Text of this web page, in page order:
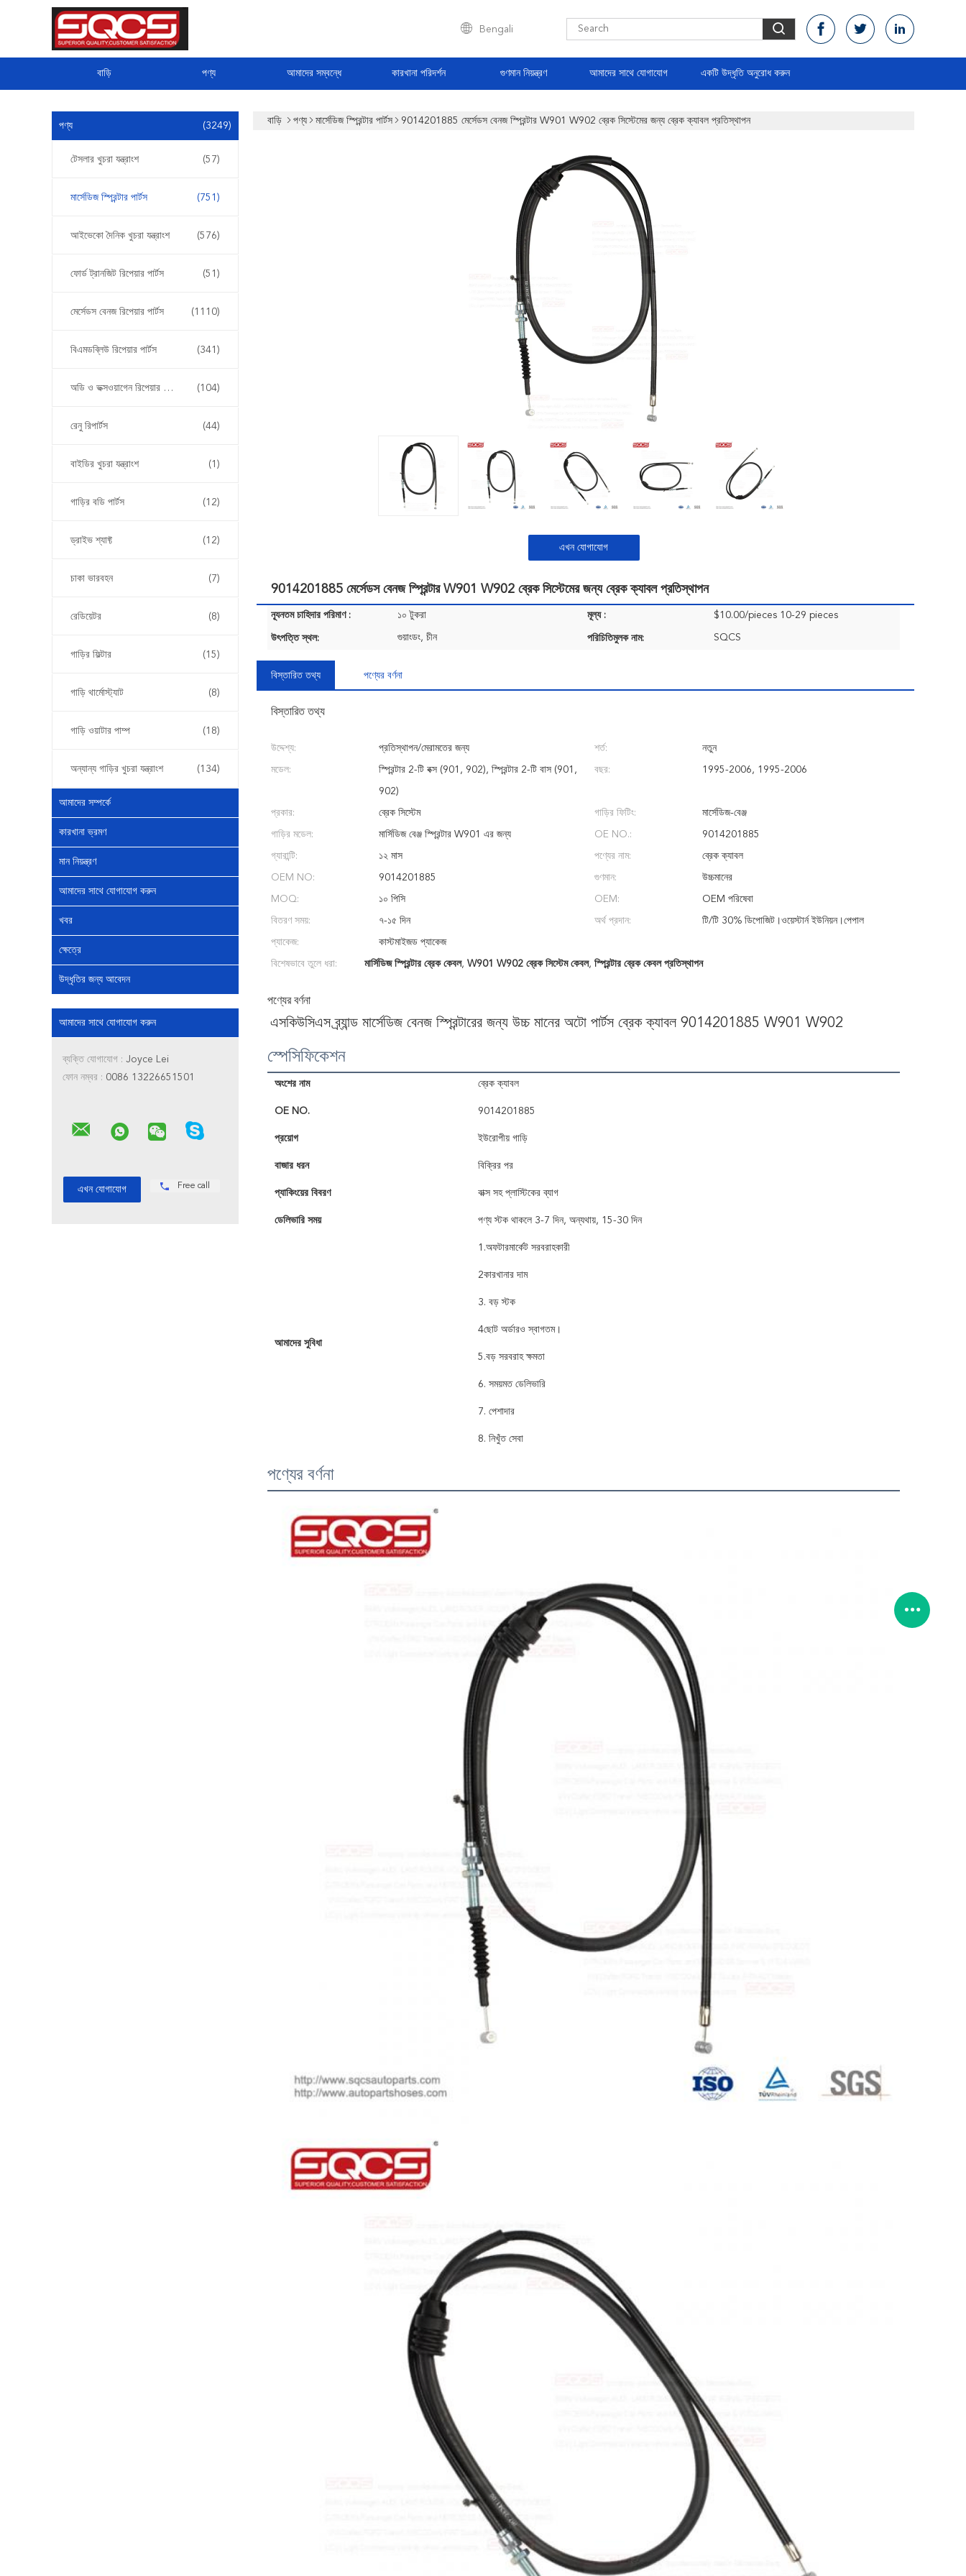
Bengali
বাড়ি পণ্য আমাদের সম্বন্ধে কারখানা পরিদর্শন গুণমান নিয়ন্ত্রণ আমাদের সাথে যোগাযোগ একটি উদ্ধৃতি অনুরোধ করুন
পণ্য (3249)
টেসলার খুচরা যন্ত্রাংশ (57)
মার্সেডিজ স্প্রিন্টার পার্টস (751)
আইভেকো দৈনিক খুচরা যন্ত্রাংশ (576)
ফোর্ড ট্রানজিট রিপেয়ার পার্টস (51)
মের্সেডস বেনজ রিপেয়ার পার্টস (1110)
বিএমডব্লিউ রিপেয়ার পার্টস (341)
অডি ও ভক্সওয়াগেন রিপেয়ার পার্টস (104)
রেনু রিপার্টস (44)
বাইডির খুচরা যন্ত্রাংশ (1)
গাড়ির বডি পার্টস (12)
ড্রাইভ শ্যাফ্ট (12)
চাকা ভারবহন (7)
রেডিয়েটর (8)
গাড়ির ফিল্টার (15)
গাড়ি থার্মোস্ট্যাট (8)
গাড়ি ওয়াটার পাম্প (18)
অন্যান্য গাড়ির খুচরা যন্ত্রাংশ (134)
আমাদের সম্পর্কে
কারখানা ভ্রমণ
মান নিয়ন্ত্রণ
আমাদের সাথে যোগাযোগ করুন
খবর
ক্ষেত্রে
উদ্ধৃতির জন্য আবেদন
আমাদের সাথে যোগাযোগ করুন
ব্যক্তি যোগাযোগ : Joyce Lei
ফোন নম্বর : 0086 13226651501
Free call
বাড়ি পণ্য মার্সেডিজ স্প্রিন্টার পার্টস 9014201885 মের্সেডস বেনজ স্প্রিন্টার W901 W902 ব্রেক সিস্টেমের জন্য ব্রেক ক্যাবল প্রতিস্থাপন
এখন যোগাযোগ
9014201885 মের্সেডস বেনজ স্প্রিন্টার W901 W902 ব্রেক সিস্টেমের জন্য ব্রেক ক্যাবল প্রতিস্থাপন
ন্যূনতম চাহিদার পরিমাণ : ১০ টুকরা মূল্য : $10.00/pieces 10-29 pieces
উৎপত্তি স্থল: গুয়াংডং, চীন পরিচিতিমুলক নাম: SQCS
বিস্তারিত তথ্য পণ্যের বর্ণনা
বিস্তারিত তথ্য
উদ্দেশ্য: প্রতিস্থাপন/মেরামতের জন্য শর্ত: নতুন
মডেল: স্প্রিন্টার 2-টি বক্স (901, 902), স্প্রিন্টার 2-টি বাস (901,
902)
বছর: 1995-2006, 1995-2006
প্রকার: ব্রেক সিস্টেম গাড়ির ফিটিং: মার্সেডিজ-বেঞ্জ
গাড়ির মডেল: মার্সিডিজ বেঞ্জ স্প্রিন্টার W901 এর জন্য OE NO.: 9014201885
গ্যারান্টি: ১২ মাস পণ্যের নাম: ব্রেক ক্যাবল
OEM NO: 9014201885 গুণমান: উচ্চমানের
MOQ: ১০ পিসি OEM: OEM পরিষেবা
বিতরণ সময়: ৭-১৫ দিন অর্থ প্রদান: টি/টি 30% ডিপোজিট।ওয়েস্টার্ন ইউনিয়ন।পেপাল
প্যাকেজ: কাস্টমাইজড প্যাকেজ
বিশেষভাবে তুলে ধরা: মার্সিডিজ স্প্রিন্টার ব্রেক কেবল, W901 W902 ব্রেক সিস্টেম কেবল, স্প্রিন্টার ব্রেক কেবল প্রতিস্থাপন
পণ্যের বর্ণনা
এসকিউসিএস ব্র্যান্ড মার্সেডিজ বেনজ স্প্রিন্টারের জন্য উচ্চ মানের অটো পার্টস ব্রেক ক্যাবল 9014201885 W901 W902
স্পেসিফিকেশন
অংশের নাম ব্রেক ক্যাবল
OE NO. 9014201885
প্রয়োগ ইউরোপীয় গাড়ি
বাজার ধরন বিক্রির পর
প্যাকিংয়ের বিবরণ বাক্স সহ প্লাস্টিকের ব্যাগ
ডেলিভারি সময় পণ্য স্টক থাকলে 3-7 দিন, অন্যথায়, 15-30 দিন
আমাদের সুবিধা
1.অফটারমার্কেট সরবরাহকারী
2কারখানার দাম
3. বড় স্টক
4ছোট অর্ডারও স্বাগতম।
5.বড় সরবরাহ ক্ষমতা
6. সময়মত ডেলিভারি
7. পেশাদার
8. নিখুঁত সেবা
পণ্যের বর্ণনা